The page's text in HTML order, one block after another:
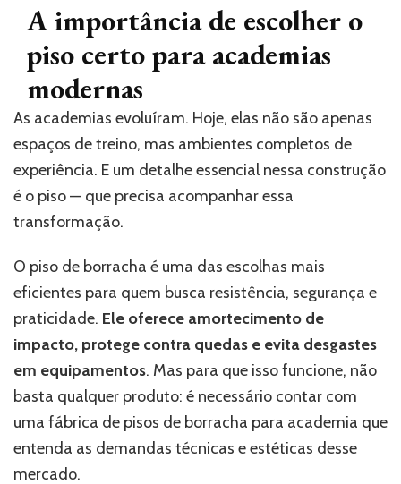
A importância de escolher o
piso certo para academias
modernas
As academias evoluíram. Hoje, elas não são apenas
espaços de treino, mas ambientes completos de
experiência. E um detalhe essencial nessa construção
é o piso — que precisa acompanhar essa
transformação.
O piso de borracha é uma das escolhas mais
eficientes para quem busca resistência, segurança e
praticidade. Ele oferece amortecimento de
impacto, protege contra quedas e evita desgastes
em equipamentos. Mas para que isso funcione, não
basta qualquer produto: é necessário contar com
uma fábrica de pisos de borracha para academia que
entenda as demandas técnicas e estéticas desse
mercado.